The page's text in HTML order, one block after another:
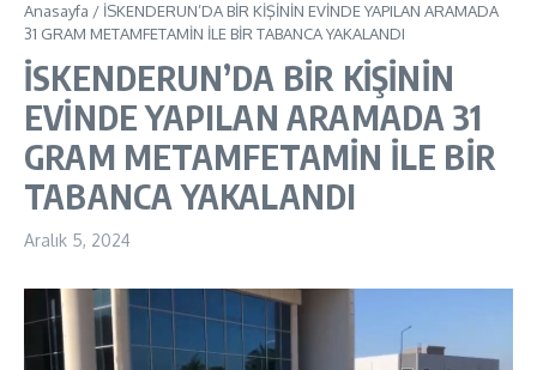
Anasayfa / İSKENDERUN’DA BİR KİŞİNİN EVİNDE YAPILAN ARAMADA
31 GRAM METAMFETAMİN İLE BİR TABANCA YAKALANDI
İSKENDERUN’DA BİR KİŞİNİN
EVİNDE YAPILAN ARAMADA 31
GRAM METAMFETAMİN İLE BİR
TABANCA YAKALANDI
Aralık 5, 2024